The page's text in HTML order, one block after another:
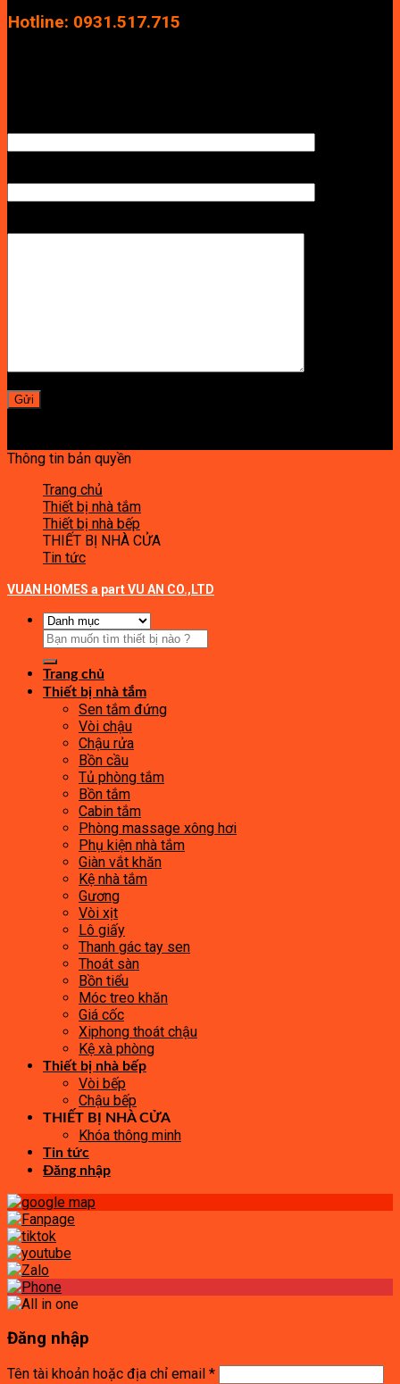
Hotline: 0931.517.715
Thông tin bản quyền
Trang chủ
Thiết bị nhà tắm
Thiết bị nhà bếp
THIẾT BỊ NHÀ CỬA
Tin tức
VUAN HOMES a part VU AN CO.,LTD
Tìm
kiếm:
Trang chủ
Thiết bị nhà tắm
Sen tắm đứng
Vòi chậu
Chậu rửa
Bồn cầu
Tủ phòng tắm
Bồn tắm
Cabin tắm
Phòng massage xông hơi
Phụ kiện nhà tắm
Giàn vắt khăn
Kệ nhà tắm
Gương
Vòi xịt
Lô giấy
Thanh gác tay sen
Thoát sàn
Bồn tiểu
Móc treo khăn
Giá cốc
Xiphong thoát chậu
Kệ xà phòng
Thiết bị nhà bếp
Vòi bếp
Chậu bếp
THIẾT BỊ NHÀ CỬA
Khóa thông minh
Tin tức
Đăng nhập
Đăng nhập
Tên tài khoản hoặc địa chỉ email *